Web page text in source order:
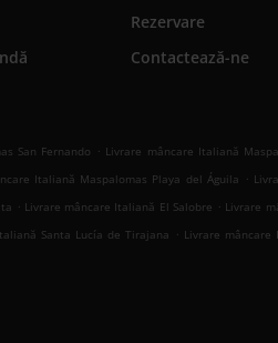
Rezervare
Contactează-ne
San Fernando . Livrare mâncare Italiană
Italiană Maspalomas Playa del Águila .
. Livrare mâncare Italiană El Salobre . Livrare
Santa Lucía de Tirajana . Livrare mâncare